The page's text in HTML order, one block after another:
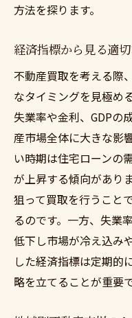
方法を探ります。
経済指標から見る適
不動産買取を考える際
なタイミングを見極め
失業率や金利、GDPの
産市場全体に大きな影
い時期は住宅ローンの
が上昇する傾向があり
狙って買取を行うこと
るのです。一方、失業
低下し市場が冷え込み
した経済指標は定期的
略を立てることが重要で